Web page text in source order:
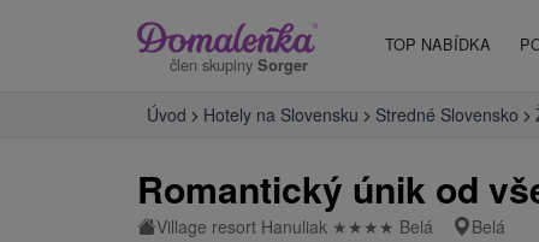
člen skupiny Sorger
TOP NABÍDKA
Úvod Hotely na Slovensku Stredné Slovensko
Romantický únik od
Village resort Hanuliak ★ ★ ★ ★ Belá Belá